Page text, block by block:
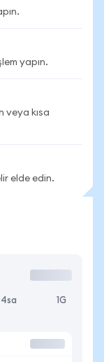
yapın.
veya kısa
elde edin.
4sa 1G